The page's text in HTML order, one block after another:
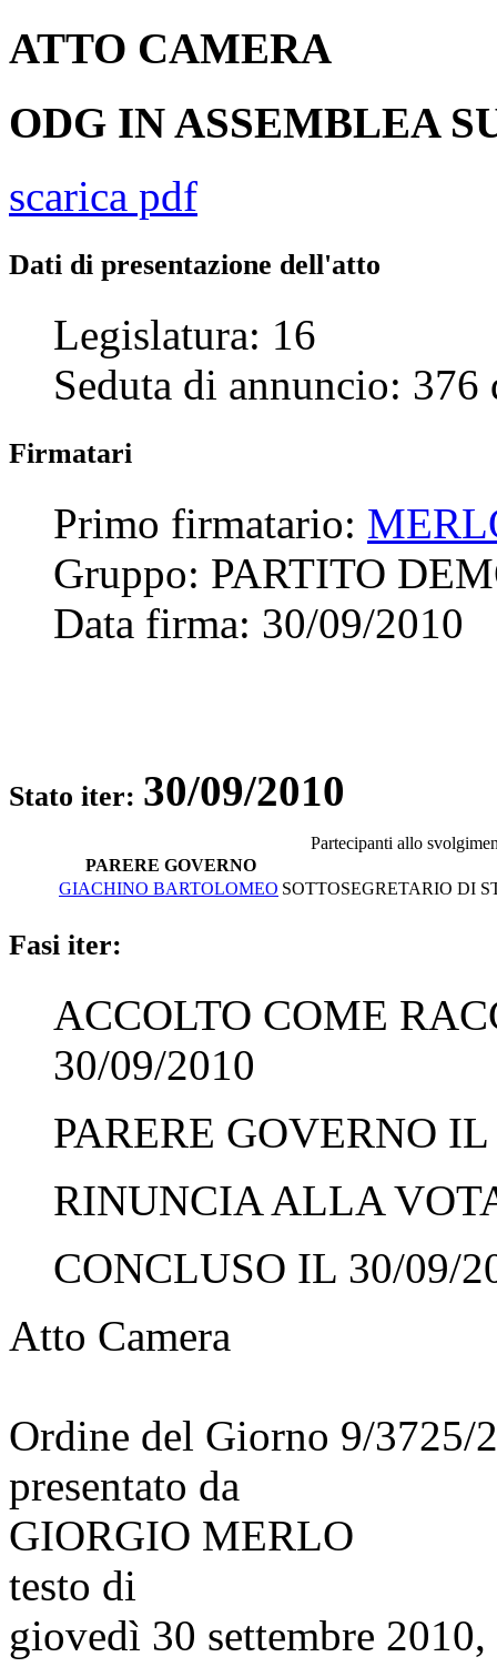
ATTO CAMERA
ODG IN ASSEMBLEA
scarica pdf
Dati di presentazione dell'atto
Legislatura: 16
Seduta di annuncio: 376
Firmatari
Primo firmatario:
Gruppo: PARTITO
Data firma: 30/09/2010
Stato iter: 30/09/2010
Partecipanti allo
PARERE GOVERNO
GIACHINO BARTOLOMEO SOTTOSEGRETARIO DI
Fasi iter:
ACCOLTO COME
30/09/2010
PARERE GOVERNO
RINUNCIA ALLA
CONCLUSO IL 30/09/
Atto Camera
Ordine del Giorno 9/3725/
presentato da
GIORGIO MERLO
testo di
giovedì 30 settembre 2010,